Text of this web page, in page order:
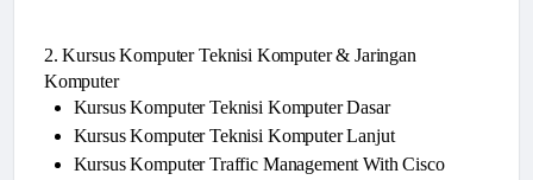
2. Kursus Komputer Teknisi Komputer & Jaringan
Komputer
Kursus Komputer Teknisi Komputer Dasar
Kursus Komputer Teknisi Komputer Lanjut
Kursus Komputer Traffic Management With Cisco